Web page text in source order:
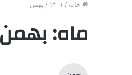
خانه / ۱۴۰۱ / بهمن
ماه:بهمن ۱۴۰۱